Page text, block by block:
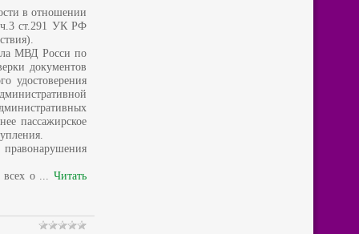
в отношении
ч.3 ст.291 УК РФ
МВД Росси по
документов
удостоверения
пассажирское
всех о ...Читать